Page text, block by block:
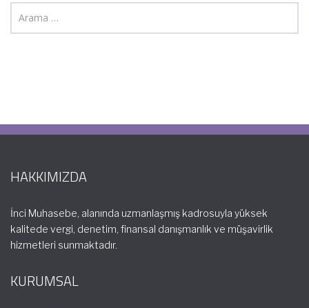
HAKKIMIZDA
İnci Muhasebe, alanında uzmanlaşmış kadrosuyla yüksek
kalitede vergi, denetim, finansal danışmanlık ve müşavirlik
hizmetleri sunmaktadır.
KURUMSAL